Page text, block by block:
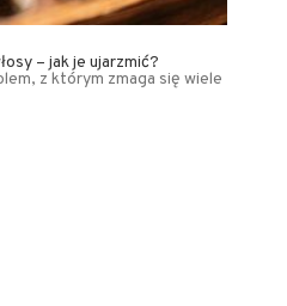
– jak je ujarzmić?
z którym zmaga się wiele